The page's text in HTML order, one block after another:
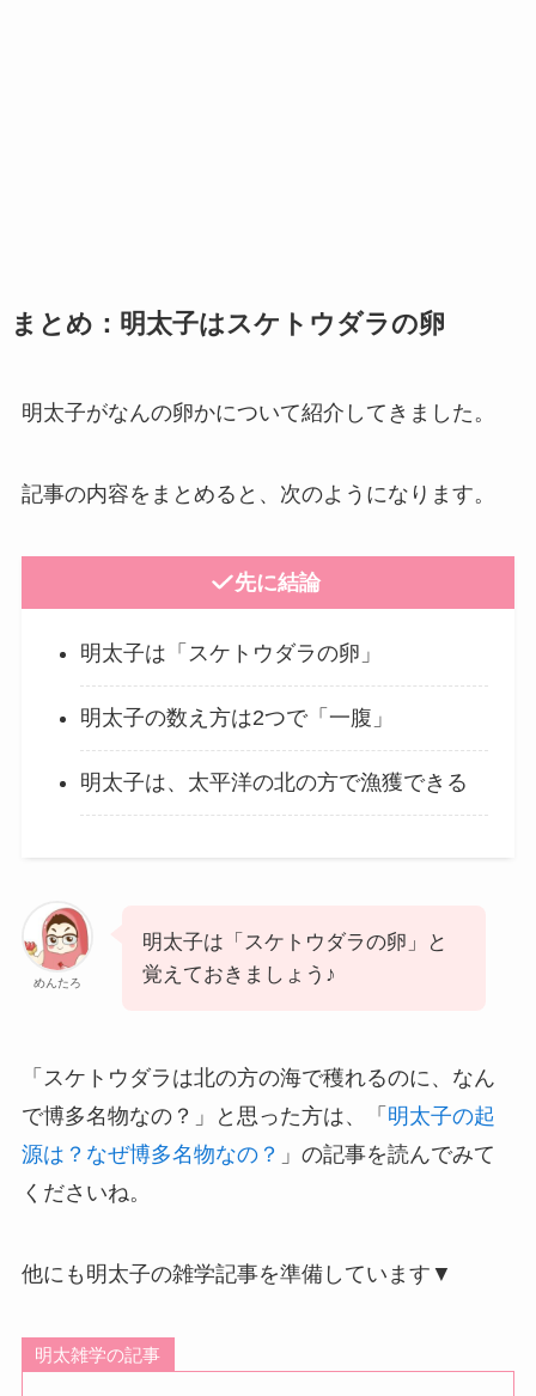
まとめ：明太子はスケトウダラの卵
明太子がなんの卵かについて紹介してきました。
記事の内容をまとめると、次のようになります。
先に結論
明太子は「スケトウダラの卵」
明太子の数え方は2つで「一腹」
明太子は、太平洋の北の方で漁獲できる
めんたろ
明太子は「スケトウダラの卵」と
覚えておきましょう♪
「スケトウダラは北の方の海で穫れるのに、なん
で博多名物なの？」と思った方は、「 明太子の起
源は？なぜ博多名物なの？ 」の記事を読んでみて
くださいね。
他にも明太子の雑学記事を準備しています▼
明太雑学の記事